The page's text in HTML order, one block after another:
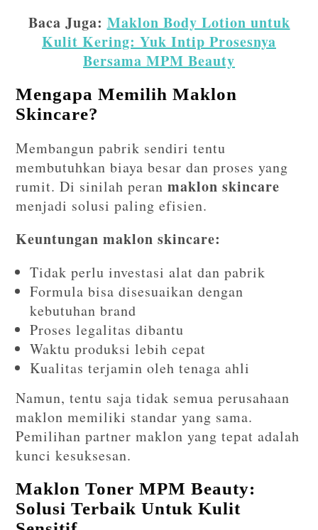
Baca Juga: Maklon Body Lotion untuk
Kulit Kering: Yuk Intip Prosesnya
Bersama MPM Beauty
Mengapa Memilih Maklon
Skincare?
Membangun pabrik sendiri tentu
membutuhkan biaya besar dan proses yang
rumit. Di sinilah peranmaklon skincare
menjadi solusi paling efisien.
Keuntungan maklon skincare:
Tidak perlu investasi alat dan pabrik
Formula bisa disesuaikan dengan
kebutuhan brand
Proses legalitas dibantu
Waktu produksi lebih cepat
Kualitas terjamin oleh tenaga ahli
Namun, tentu saja tidak semua perusahaan
maklon memiliki standar yang sama.
Pemilihan partner maklon yang tepat adalah
kunci kesuksesan.
Maklon Toner MPM Beauty:
Solusi Terbaik Untuk Kulit